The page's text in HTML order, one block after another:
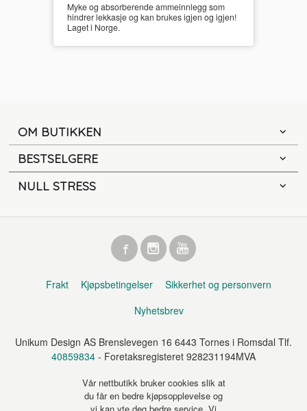
Myke og absorberende ammeinnlegg som
hindrer lekkasje og kan brukes igjen og igjen!
Laget i Norge.
OM BUTIKKEN
BESTSELGERE
NULL STRESS
Frakt Kjøpsbetingelser
Sikkerhet og personvern
Nyhetsbrev
Unikum Design AS Brenslevegen 16 6443 Tornes i Romsdal Tlf.
40859834 - Foretaksregisteret 928231194MVA
Vår nettbutikk bruker cookies slik at
du får en bedre kjøpsopplevelse og